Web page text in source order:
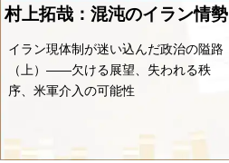
村上拓哉：混沌のイラン情勢
イラン現体制が迷い込んだ政治の隘路
（上）――欠ける展望、失われる秩
序、米軍介入の可能性